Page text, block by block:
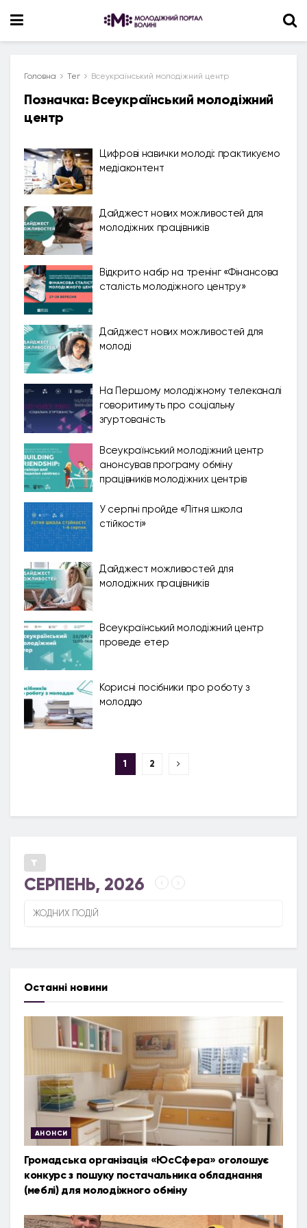
Головна Тег Всеукраїнський молодіжний центр
Позначка: Всеукраїнський молодіжний
центр
Цифрові навички молоді: практикуємо
медіаконтент
Дайджест нових можливостей для
молодіжних працівників
Відкрито набір на тренінг «Фінансова
сталість молодіжного центру»
Дайджест нових можливостей для
молоді
На Першому молодіжному телеканалі
говоритимуть про соціальну
згуртованість
Всеукраїнський молодіжний центр
анонсував програму обміну
працівників молодіжних центрів
У серпні пройде «Літня школа
стійкості»
Дайджест можливостей для
молодіжних працівників
Всеукраїнський молодіжний центр
проведе етер
Корисні посібники про роботу з
молоддю
1 2
СЕРПЕНЬ, 2026
ЖОДНИХ ПОДІЙ
Останні новини
АНОНСИ
Громадська організація «ЮсСфера» оголошує
конкурс з пошуку постачальника обладнання
(меблі) для молодіжного обміну